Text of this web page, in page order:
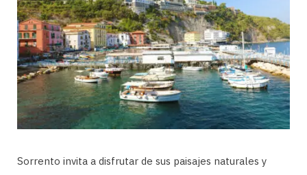
Sorrento invita a disfrutar de sus paisajes naturales y